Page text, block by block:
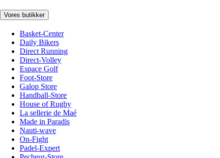
Vores butikker
Basket-Center
Daily Bikers
Direct Running
Direct-Volley
Espace Golf
Foot-Store
Galop Store
Handball-Store
House of Rugby
La sellerie de Maé
Made in Paradis
Nauti-wave
On-Fight
Padel-Expert